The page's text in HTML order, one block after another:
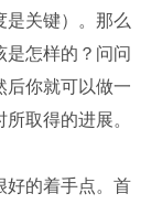
关键）。那么
怎样的？问问
你就可以做一
取得的进展。
好的着手点。首